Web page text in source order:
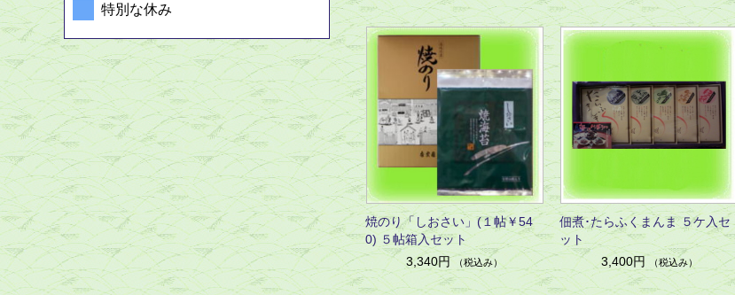
焼のり「しおさい」(１帖￥54
0) ５帖箱入セット
3,340円 （税込み）
佃煮･たらふくまんま ５ケ入セ
ット
3,400円
（税込み）
特別な休み